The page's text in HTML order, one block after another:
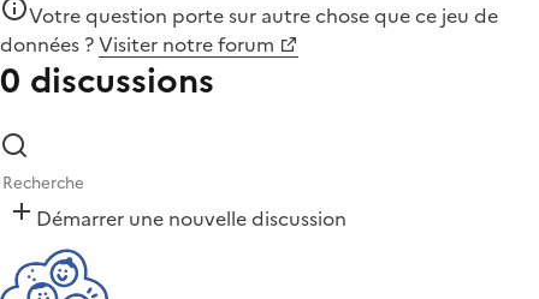
Votre question porte sur autre chose quece jeu de
données ?Visiter notre forum
0 discussions
Démarrer une nouvelle discussion